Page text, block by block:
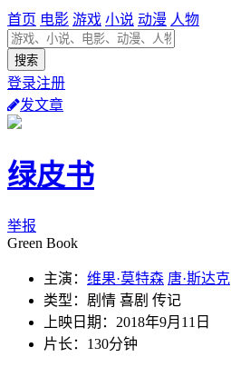
首页 电影 游戏 小说 动漫 人物
登录注册
发文章
绿皮书
举报
Green Book
主演： 维果·莫特森 唐·斯达克
类型：剧情 喜剧 传记
上映日期：2018年9月11日
片长：130分钟